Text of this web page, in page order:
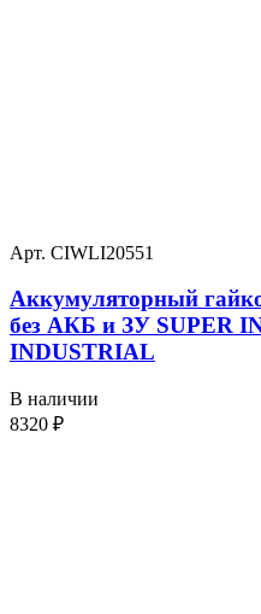
Арт. CIWLI20551
Аккумуляторный
без АКБ и ЗУ SUPER
INDUSTRIAL
В наличии
8320 ₽